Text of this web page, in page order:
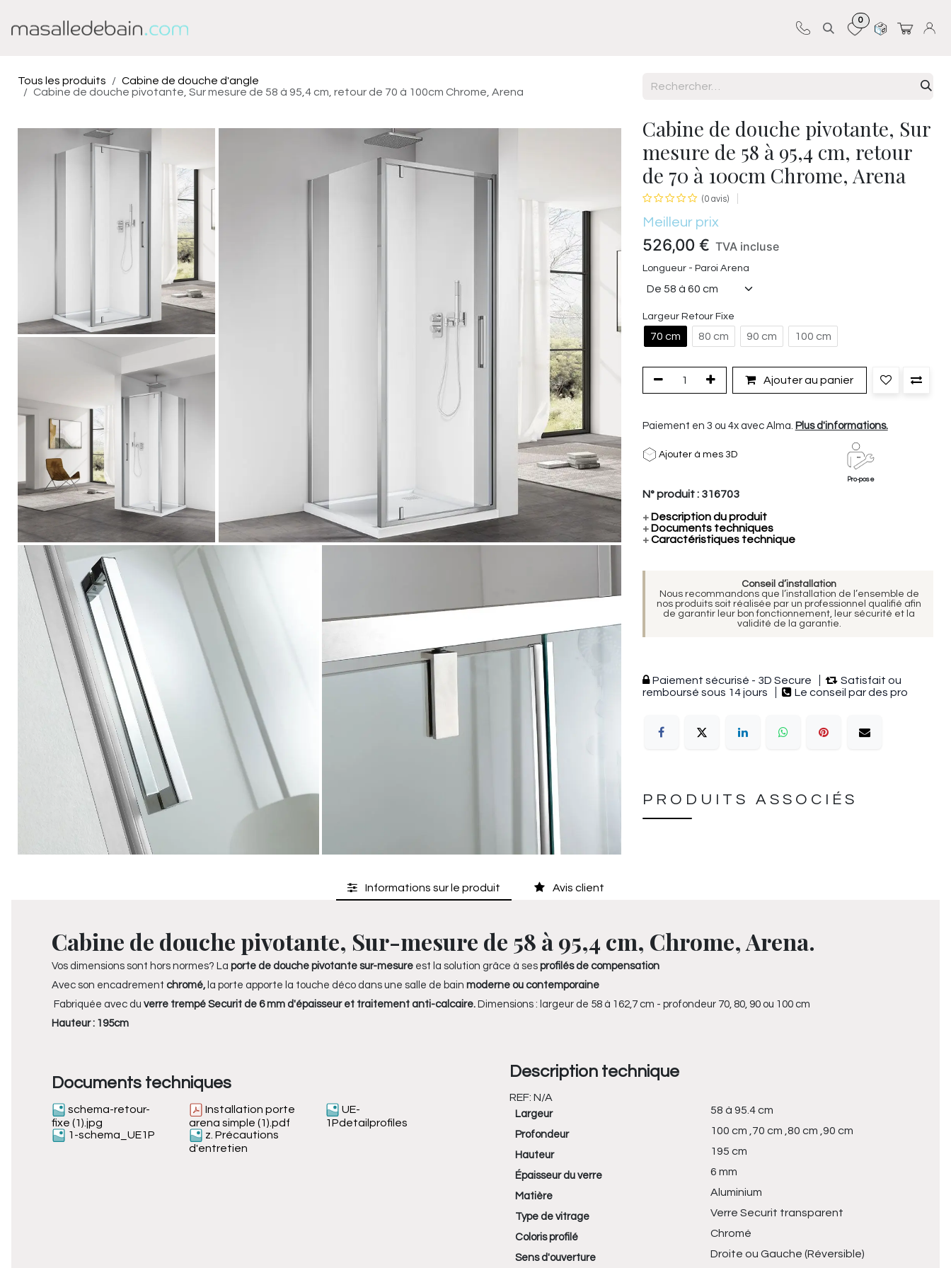
0
Tous les produits
Cabine de douche d'angle
Cabine de douche pivotante, Sur mesure de 58 à 95,4 cm, retour de 70 à 100cm Chrome, Arena
Cabine de douche pivotante, Sur
mesure de 58 à 95,4 cm, retour
de 70 à 100cm Chrome, Arena
(0 avis)
Meilleur prix
526,00€ TVA incluse
Longueur - Paroi Arena
Largeur Retour Fixe
70 cm 80 cm 90 cm 100 cm
Ajouter au panier
Paiement en 3 ou 4x avec Alma. Plus d'informations.
Ajouter à mes 3D
Pro-pose
N° produit : 316703
+Description du produit
+Documents techniques
+Caractéristiques technique
Conseil d’installation
Nous recommandons que l’installation de l’ensemble de
nos produits soit réalisée par un professionnel qualifié afin
de garantir leur bon fonctionnement, leur sécurité et la
validité de la garantie.
Paiement sécurisé - 3D Secure
Satisfait ou
remboursé sous 14 jours
Le conseil par des pro
PRODUITS ASSOCIÉS
Informations sur le produit Avis client
Cabine de douche pivotante, Sur-mesure de 58 à 95,4 cm, Chrome, Arena.
Vos dimensions sont hors normes? La porte de douche pivotante sur-mesure est la solution grâce à ses profilés de compensation
Avec son encadrement chromé, la porte apporte la touche déco dans une salle de bain moderne ou contemporaine
Fabriquée avec du verre trempé Securit de 6 mm d'épaisseur et traitement anti-calcaire. Dimensions : largeur de 58 à 162,7 cm - profondeur 70, 80, 90 ou 100 cm
Hauteur : 195cm
Documents techniques
schema-retour-
fixe (1).jpg
Installation porte
arena simple (1).pdf
UE-
1Pdetailprofiles
1-schema_UE1P
z. Précautions
d'entretien
Description technique
REF: N/A
Largeur 58 à 95.4 cm
Profondeur 100 cm ,70 cm ,80 cm ,90 cm
Hauteur 195 cm
Épaisseur du verre 6 mm
Matière Aluminium
Type de vitrage Verre Securit transparent
Coloris profilé Chromé
Sens d'ouverture Droite ou Gauche (Réversible)